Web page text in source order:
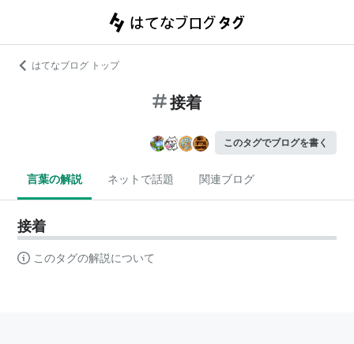
はてなブログ トップ
接着
このタグでブログを書く
言葉の解説 ネットで話題 関連ブログ
接着
このタグの解説について